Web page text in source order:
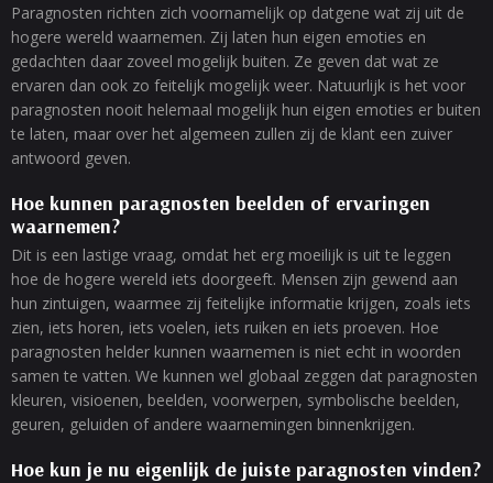
Paragnosten richten zich voornamelijk op datgene wat zij uit de
hogere wereld waarnemen. Zij laten hun eigen emoties en
gedachten daar zoveel mogelijk buiten. Ze geven dat wat ze
ervaren dan ook zo feitelijk mogelijk weer. Natuurlijk is het voor
paragnosten nooit helemaal mogelijk hun eigen emoties er buiten
te laten, maar over het algemeen zullen zij de klant een zuiver
antwoord geven.
Hoe kunnen paragnosten beelden of ervaringen
waarnemen?
Dit is een lastige vraag, omdat het erg moeilijk is uit te leggen
hoe de hogere wereld iets doorgeeft. Mensen zijn gewend aan
hun zintuigen, waarmee zij feitelijke informatie krijgen, zoals iets
zien, iets horen, iets voelen, iets ruiken en iets proeven. Hoe
paragnosten helder kunnen waarnemen is niet echt in woorden
samen te vatten. We kunnen wel globaal zeggen dat paragnosten
kleuren, visioenen, beelden, voorwerpen, symbolische beelden,
geuren, geluiden of andere waarnemingen binnenkrijgen.
Hoe kun je nu eigenlijk de juiste paragnosten vinden?